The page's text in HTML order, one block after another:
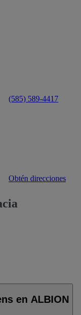
(585) 589-4417
Obtén direcciones
en ALBION